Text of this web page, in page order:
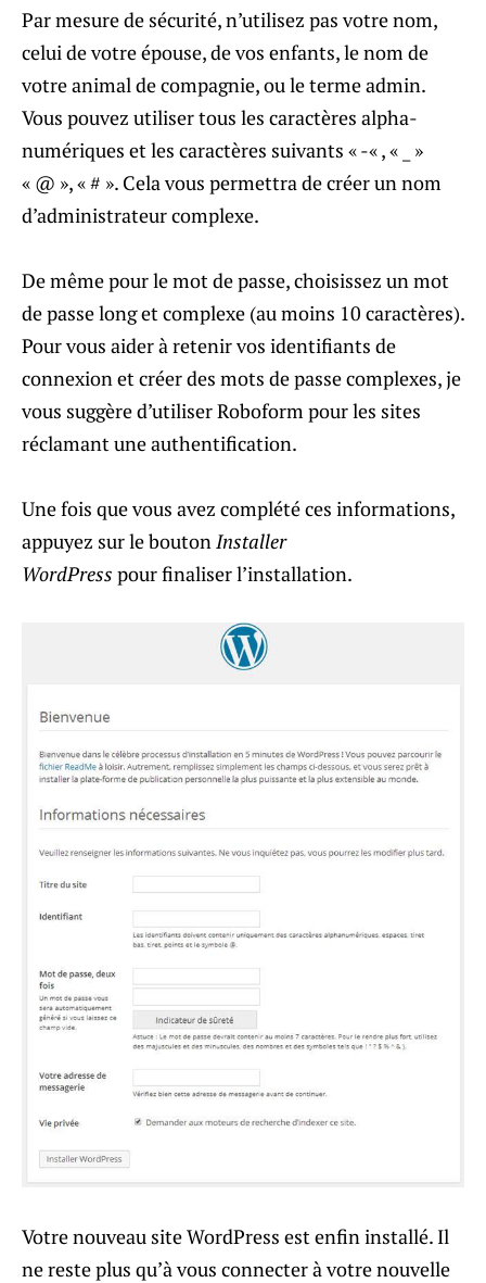
Par mesure de sécurité, n’utilisez pas votre nom,
celui de votre épouse, de vos enfants, le nom de
votre animal de compagnie, ou le terme admin.
Vous pouvez utiliser tous les caractères alpha-
numériques et les caractères suivants « -« , « _ »
« @ », « # ». Cela vous permettra de créer un nom
d’administrateur complexe.
De même pour le mot de passe, choisissez un mot
de passe long et complexe (au moins 10 caractères).
Pour vous aider à retenir vos identifiants de
connexion et créer des mots de passe complexes, je
vous suggère d’utiliser Roboform pour les sites
réclamant une authentification.
Une fois que vous avez complété ces informations,
appuyez sur le boutonInstaller
WordPress pour finaliser l’installation.
Votre nouveau site WordPress est enfin installé. Il
ne reste plus qu’à vous connecter à votre nouvelle